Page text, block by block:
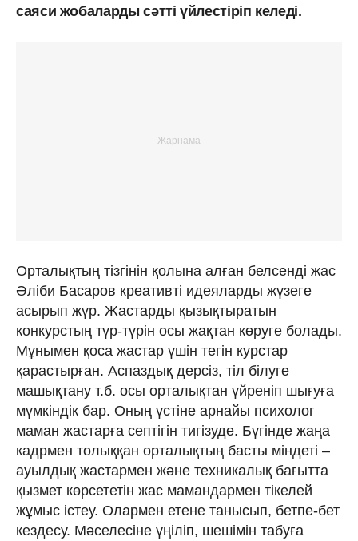
саяси жобаларды сәтті үйлестіріп келеді.
Орталықтың тізгінін қолына алған белсенді жас
Әліби Басаров креативті идеяларды жүзеге
асырып жүр. Жастарды қызықтыратын
конкурстың түр-түрін осы жақтан көруге болады.
Мұнымен қоса жастар үшін тегін курстар
қарастырған. Аспаздық дерсіз, тіл білуге
машықтану т.б. осы орталықтан үйреніп шығуға
мүмкіндік бар. Оның үстіне арнайы психолог
маман жастарға септігін тигізуде. Бүгінде жаңа
кадрмен толыққан орталықтың басты міндеті –
ауылдық жастармен және техникалық бағытта
қызмет көрсететін жас мамандармен тікелей
жұмыс істеу. Олармен етене танысып, бетпе-бет
кездесу. Мәселесіне үңіліп, шешімін табуға